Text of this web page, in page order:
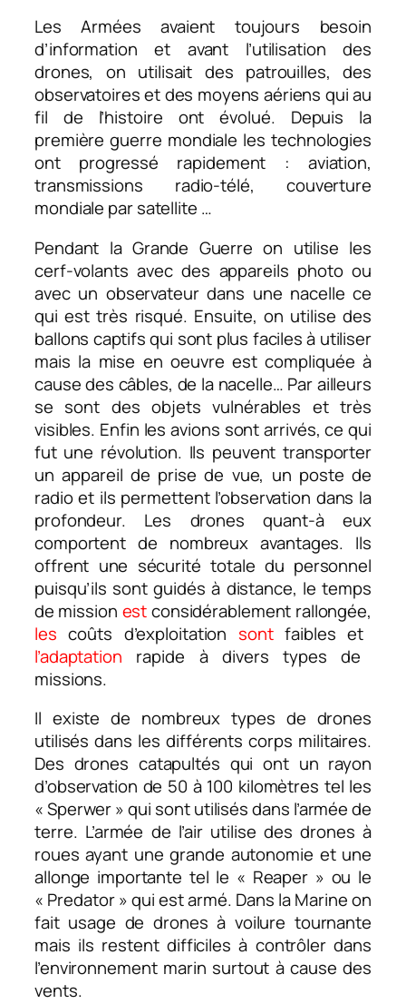
Les Armées avaient toujours besoin
d’information et avant l’utilisation des
drones, on utilisait des patrouilles, des
observatoires et des moyens aériens qui au
fil de l’histoire ont évolué. Depuis la
première guerre mondiale les technologies
ont progressé rapidement : aviation,
transmissions radio-télé, couverture
mondiale par satellite …
Pendant la Grande Guerre on utilise les
cerf-volants avec des appareils photo ou
avec un observateur dans une nacelle ce
qui est très risqué. Ensuite, on utilise des
ballons captifs qui sont plus faciles à utiliser
mais la mise en oeuvre est compliquée à
cause des câbles, de la nacelle… Par ailleurs
se sont des objets vulnérables et très
visibles. Enfin les avions sont arrivés, ce qui
fut une révolution. Ils peuvent transporter
un appareil de prise de vue, un poste de
radio et ils permettent l’observation dans la
profondeur. Les drones quant-à eux
comportent de nombreux avantages. Ils
offrent une sécurité totale du personnel
puisqu’ils sont guidés à distance, le temps
de mission estconsidérablement rallongée,
les coûts d’exploitation sontfaibles et
l’adaptation rapide à divers types de
missions.
Il existe de nombreux types de drones
utilisés dans les différents corps militaires.
Des drones catapultés qui ont un rayon
d’observation de 50 à 100 kilomètres tel les
« Sperwer » qui sont utilisés dans l’armée de
terre. L’armée de l’air utilise des drones à
roues ayant une grande autonomie et une
allonge importante tel le « Reaper » ou le
« Predator » qui est armé. Dans la Marine on
fait usage de drones à voilure tournante
mais ils restent difficiles à contrôler dans
l’environnement marin surtout à cause des
vents.